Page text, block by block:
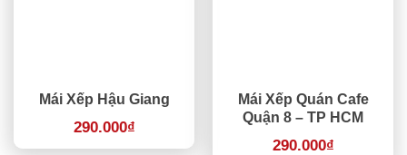
Mái Xếp Hậu Giang
290.000₫
Mái Xếp Quán Cafe
Quận 8 – TP HCM
290.000₫